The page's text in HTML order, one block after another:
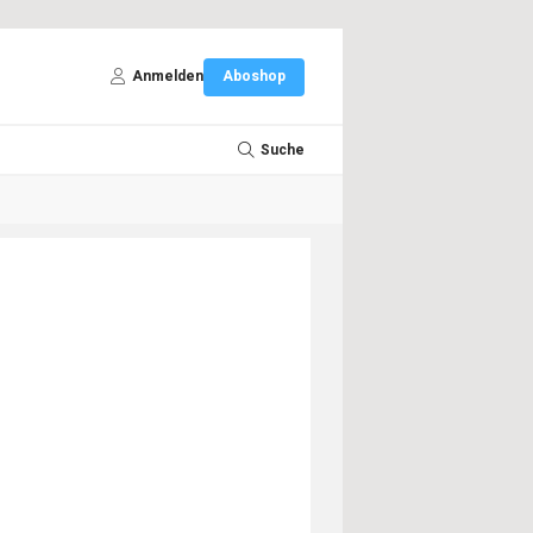
Anmelden Aboshop
Suche